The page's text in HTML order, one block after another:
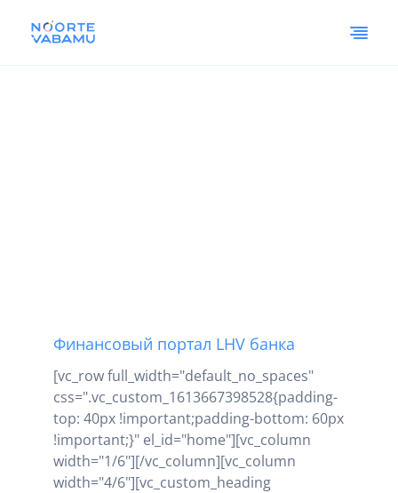
Финансовый портал LHV банка
[vc_row full_width="default_no_spaces"
css=".vc_custom_1613667398528{padding-
top: 40px !important;padding-bottom: 60px
!important;}" el_id="home"][vc_column
width="1/6"][/vc_column][vc_column
width="4/6"][vc_custom_heading